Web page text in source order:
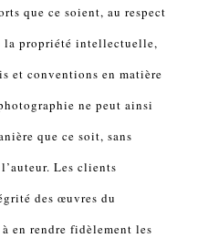
que ce soient, au respect
la propriété intellectuelle,
et conventions en matière
ne peut ainsi
que ce soit, sans
Les clients
des œuvres du
en rendre fidèlement les